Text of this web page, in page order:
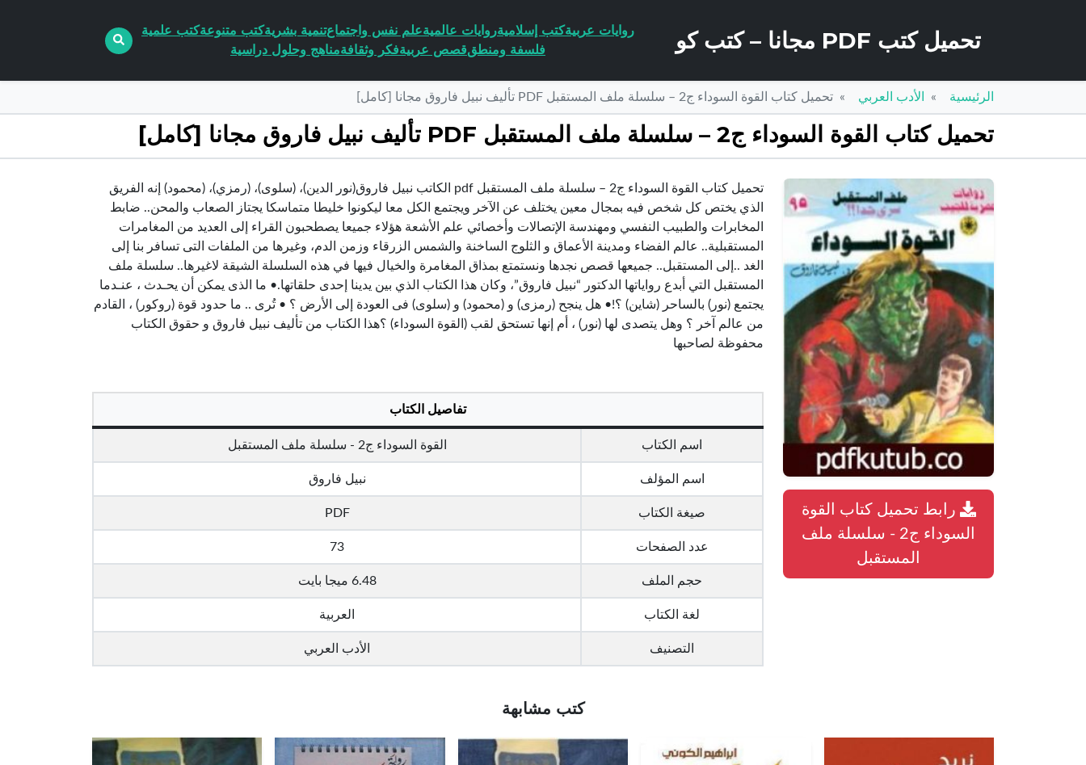
تحميل كتب PDF مجانا – كتب كو روايات عربيةكتب إسلاميةروايات عالميةعلم نفس واجتماعتنمية بشريةكتب متنوعةكتب علمية
فلسفة ومنطققصص عربيةفكر وثقافةمناهج وحلول دراسية
الرئيسية الأدب العربي تحميل كتاب القوة السوداء ج2 – سلسلة ملف المستقبل PDF تأليف نبيل فاروق مجانا [كامل]
تحميل كتاب القوة السوداء ج2 – سلسلة ملف المستقبل PDF تأليف نبيل فاروق مجانا [كامل]
رابط تحميل كتاب القوة
السوداء ج2 - سلسلة ملف
المستقبل
تحميل كتاب القوة السوداء ج2 – سلسلة ملف المستقبل pdf الكاتب نبيل فاروق(نور الدين)، (سلوى)، (رمزي)، (محمود) إنه الفريق
الذي يختص كل شخص فيه بمجال معين يختلف عن الآخر ويجتمع الكل معا ليكونوا خليطا متماسكا يجتاز الصعاب والمحن.. ضابط
المخابرات والطبيب النفسي ومهندسة الإتصالات وأخصائي علم الأشعة هؤلاء جميعا يصطحبون القراء إلى العديد من المغامرات
المستقبلية.. عالم الفضاء ومدينة الأعماق و الثلوج الساخنة والشمس الزرقاء وزمن الدم، وغيرها من الملفات التى تسافر بنا إلى
الغد ..إلى المستقبل.. جميعها قصص نجدها ونستمتع بمذاق المغامرة والخيال فيها في هذه السلسلة الشيقة لاغيرها.. سلسلة ملف
المستقبل التي أبدع رواياتها الدكتور “نبيل فاروق”، وكان هذا الكتاب الذي بين يدينا إحدى حلقاتها.• ما الذى يمكن أن يحـدث ، عنـدما
يجتمع (نور) بالساحر (شاين) ؟!• هل ينجح (رمزى) و (محمود) و (سلوى) فى العودة إلى الأرض ؟ • تُرى .. ما حدود قوة (روكور) ، القادم
من عالم آخر ؟ وهل يتصدى لها (نور) ، أم إنها تستحق لقب (القوة السوداء) ؟هذا الكتاب من تأليف نبيل فاروق و حقوق الكتاب
محفوظة لصاحبها
تفاصيل الكتاب
اسم الكتاب القوة السوداء ج2 - سلسلة ملف المستقبل
اسم المؤلف نبيل فاروق
صيغة الكتاب PDF
عدد الصفحات 73
حجم الملف 6.48 ميجا بايت
لغة الكتاب العربية
التصنيف الأدب العربي
كتب مشابهة